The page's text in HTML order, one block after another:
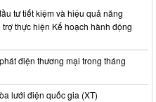
tư tiết kiệm và hiệu quả năng
thực hiện Kế hoạch hành động
điện thương mại trong tháng
lưới điện quốc gia (XT)